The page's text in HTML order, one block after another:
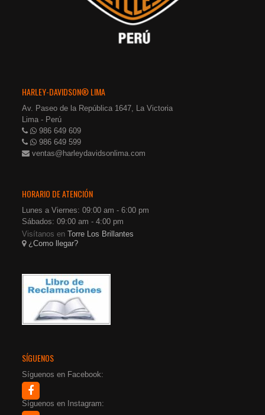
HARLEY-DAVIDSON® LIMA
Av. Paseo de la República 1647, La Victoria
Lima - Perú
986 649 609
986 649 599
ventas@harleydavidsonlima.com
HORARIO DE ATENCIÓN
Lunes a Viernes: 09:00 am - 6:00 pm
Sábados: 09:00 am - 4:00 pm
Visítanos enTorre Los Brillantes
¿Como llegar?
SÍGUENOS
Síguenos en Facebook:
Síguenos en Instagram: